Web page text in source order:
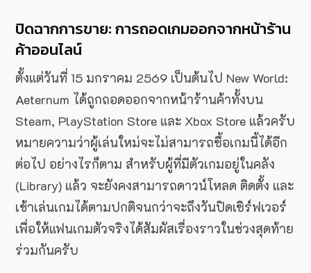
ปิดฉากการขาย: การถอดเกมออกจากหน้าร้าน
ค้าออนไลน์
ตั้งแต่วันที่ 15 มกราคม 2569 เป็นต้นไป New World:
Aeternum ได้ถูกถอดออกจากหน้าร้านค้าทั้งบน
Steam, PlayStation Store และ Xbox Store แล้วครับ
หมายความว่าผู้เล่นใหม่จะไม่สามารถซื้อเกมนี้ได้อีก
ต่อไป อย่างไรก็ตาม สำหรับผู้ที่มีตัวเกมอยู่ในคลัง
(Library) แล้ว จะยังคงสามารถดาวน์โหลด ติดตั้ง และ
เข้าเล่นเกมได้ตามปกติจนกว่าจะถึงวันปิดเซิร์ฟเวอร์
เพื่อให้แฟนเกมตัวจริงได้สัมผัสเรื่องราวในช่วงสุดท้าย
ร่วมกันครับ